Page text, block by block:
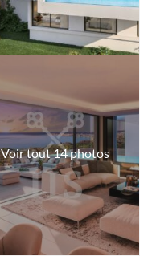
Voir tout 14 photos